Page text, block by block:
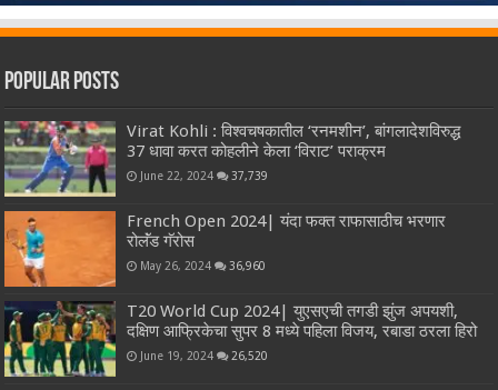
Popular Posts
Virat Kohli : विश्वचषकातील ‘रनमशीन’, बांगलादेशविरुद्ध
37 धावा करत कोहलीने केला ‘विराट’ पराक्रम
June 22, 2024 37,739
French Open 2024| यंदा फक्त राफासाठीच भरणार
रोलॅंड गॅरोस
May 26, 2024 36,960
T20 World Cup 2024| युएसएची तगडी झुंज अपयशी,
दक्षिण आफ्रिकेचा सुपर 8 मध्ये पहिला विजय, रबाडा ठरला हिरो
June 19, 2024 26,520